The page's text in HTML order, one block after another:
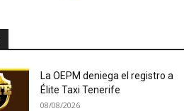
La OEPM deniega el registro a
Élite Taxi Tenerife
08/08/2026